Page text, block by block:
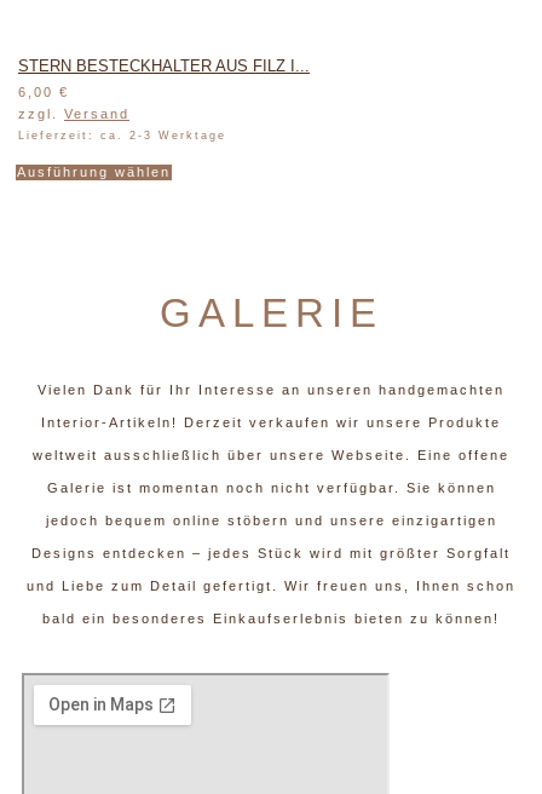
STERN BESTECKHALTER AUS FILZ I...
6,00 €
zzgl. Versand
Lieferzeit: ca. 2-3 Werktage
Ausführung wählenDieses
auf.
Die
können
Produktseite
gewählt
werden
GALERIE
Vielen Dank für Ihr Interesse an unseren handgemachten
Interior-Artikeln! Derzeit verkaufen wir unsere Produkte
weltweit ausschließlich über unsere Webseite. Eine offene
Galerie ist momentan noch nicht verfügbar. Sie können
jedoch bequem online stöbern und unsere einzigartigen
Designs entdecken – jedes Stück wird mit größter Sorgfalt
und Liebe zum Detail gefertigt. Wir freuen uns, Ihnen schon
bald ein besonderes Einkaufserlebnis bieten zu können!